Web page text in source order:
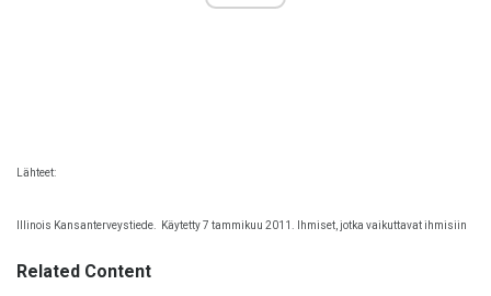
Lähteet:
Illinois Kansanterveystiede. Käytetty 7 tammikuu 2011. Ihmiset, jotka vaikuttavat ihmisiin
Related Content